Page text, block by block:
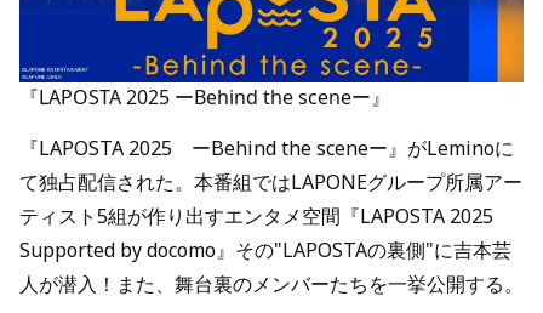
『LAPOSTA 2025 ーBehind the sceneー』
『LAPOSTA 2025 ーBehind the sceneー』がLeminoに
て独占配信された。本番組ではLAPONEグループ所属アー
ティスト5組が作り出すエンタメ空間『LAPOSTA 2025
Supported by docomo』その"LAPOSTAの裏側"に吉本芸
人が潜入！また、舞台裏のメンバーたちを一挙公開する。